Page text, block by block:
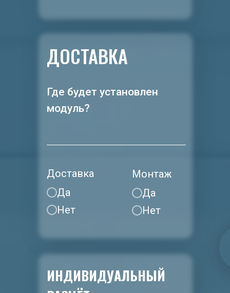
Где будет установлен
модуль?
Доставка
Да
Нет
Монтаж
Да
Нет
ДОСТАВКА
ИНДИВИДУАЛЬНЫЙ